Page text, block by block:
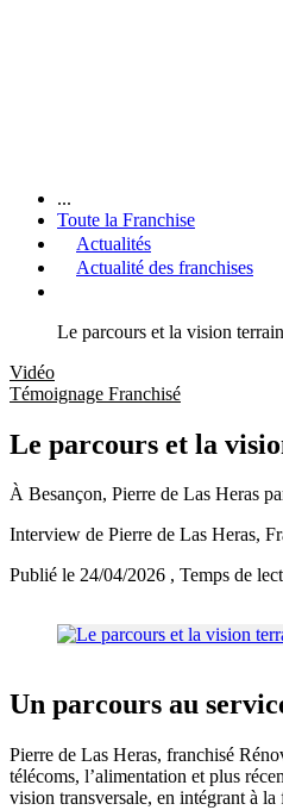
...
Toute la Franchise
Actualités
Actualité des franchises
Le parcours et la vision
Vidéo
Témoignage Franchisé
Le parcours et la
À Besançon, Pierre de Las Heras
Interview de Pierre de Las Heras,
Publié le 24/04/2026 , Temps de
Un parcours au
Pierre de Las Heras, franchisé
télécoms, l’alimentation et plus
vision transversale, en intégrant à